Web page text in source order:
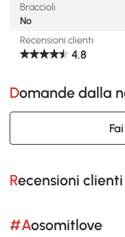
Braccioli
No
Recensioni clienti
4.8
Domande dalla
Recensioni clienti
#Aosomitlove